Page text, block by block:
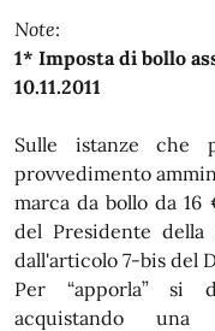
Note:
1* Imposta di bollo
10.11.2011
Sulle istanze che
provvedimento
marca da bollo da
del Presidente della
dall'articolo 7-bis del
Per “apporla” si
acquistando